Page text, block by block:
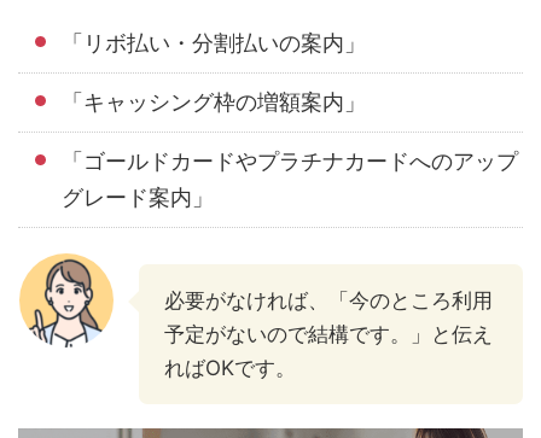
「リボ払い・分割払いの案内」
「キャッシング枠の増額案内」
「ゴールドカードやプラチナカードへのアップ
グレード案内」
必要がなければ、「今のところ利用
予定がないので結構です。」と伝え
ればOKです。